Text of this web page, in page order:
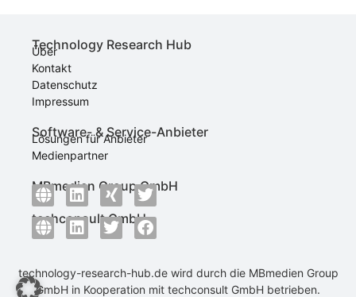
Technology Research Hub
Über
Kontakt
Datenschutz
Impressum
Software- & Service-Anbieter
Lösungen für Anbieter
Medienpartner
MBmedien Group GmbH
techconsult GmbH
technology-research-hub.de wird durch die MBmedien Group
GmbH in Kooperation mit techconsult GmbH betrieben.